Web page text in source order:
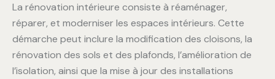
La rénovation intérieure consiste à réaménager,
réparer, et moderniser les espaces intérieurs. Cette
démarche peut inclure la modification des cloisons, la
rénovation des sols et des plafonds, l’amélioration de
l’isolation, ainsi que la mise à jour des installations